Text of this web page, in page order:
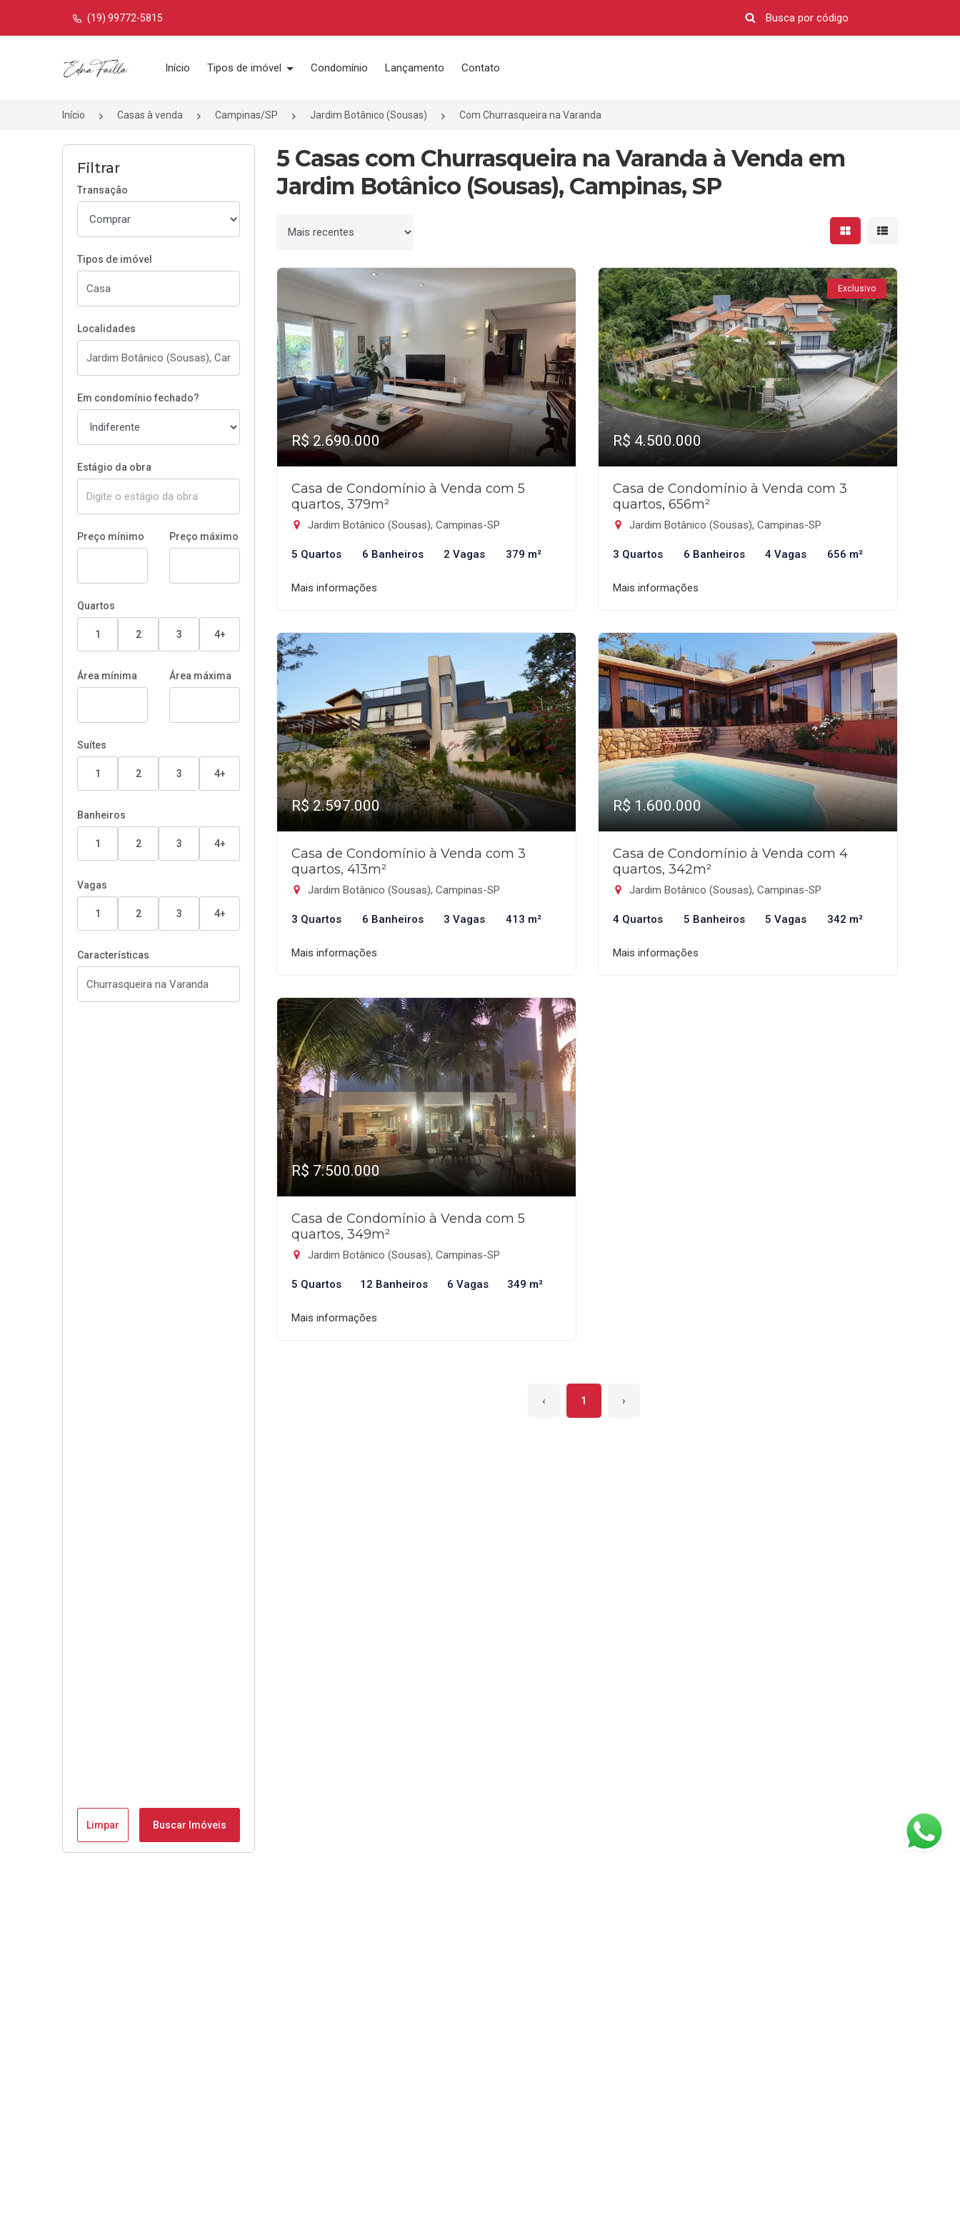
(19) 99772-5815
Página inicial
Início Tipos de imóvel Condomínio Lançamento Contato
Início Casas à venda Campinas/SP Jardim Botânico (Sousas) Com Churrasqueira na Varanda
Filtrar
Transação
Tipos de imóvel
Localidades
Em condomínio fechado?
Estágio da obra
Preço mínimo Preço máximo
Quartos
1 2 3 4+
Área mínima Área máxima
Suítes
1 2 3 4+
Banheiros
1 2 3 4+
Vagas
1 2 3 4+
Características
Limpar Buscar Imóveis
5 Casas com Churrasqueira na Varanda à Venda em
Jardim Botânico (Sousas), Campinas, SP
Ordenar por Mostrar resultados em
Mostrar
R$ 2.690.000
Casa de Condomínio à Venda com 5
quartos, 379m²
Jardim Botânico (Sousas), Campinas-SP
5 Quartos 6 Banheiros 2 Vagas 379 m²
Mais informações
Exclusivo
R$ 4.500.000
Casa de Condomínio à Venda com 3
quartos, 656m²
Jardim Botânico (Sousas), Campinas-SP
3 Quartos 6 Banheiros 4 Vagas 656 m²
Mais informações
R$ 2.597.000
Casa de Condomínio à Venda com 3
quartos, 413m²
Jardim Botânico (Sousas), Campinas-SP
3 Quartos 6 Banheiros 3 Vagas 413 m²
Mais informações
R$ 1.600.000
Casa de Condomínio à Venda com 4
quartos, 342m²
Jardim Botânico (Sousas), Campinas-SP
4 Quartos 5 Banheiros 5 Vagas 342 m²
Mais informações
R$ 7.500.000
Casa de Condomínio à Venda com 5
quartos, 349m²
Jardim Botânico (Sousas), Campinas-SP
5 Quartos 12 Banheiros 6 Vagas 349 m²
Mais informações
‹ 1 ›